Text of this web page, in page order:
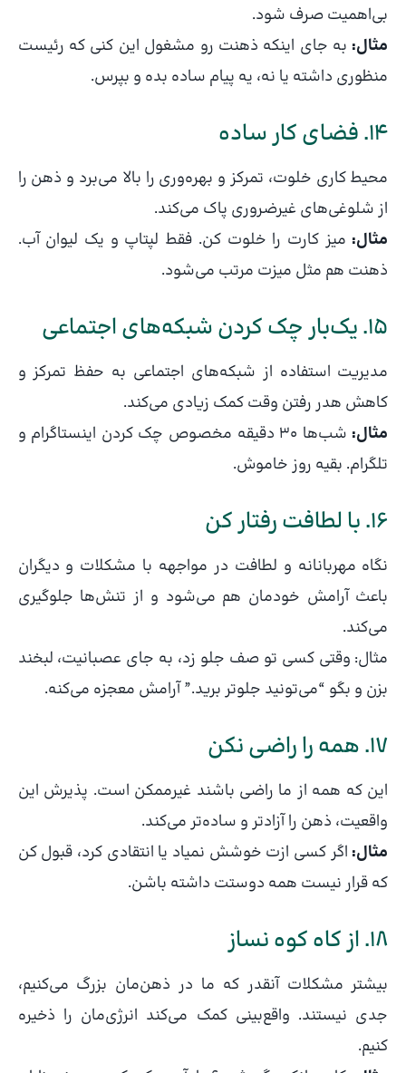
بی‌اهمیت صرف شود.
مثال: به جای اینکه ذهنت رو مشغول این کنی که رئیست
منظوری داشته یا نه، یه پیام ساده بده و بپرس.
14. فضای کار ساده
محیط کاری خلوت، تمرکز و بهره‌وری را بالا می‌برد و ذهن را
از شلوغی‌های غیرضروری پاک می‌کند.
مثال: میز کارت را خلوت کن. فقط لپتاپ و یک لیوان آب.
ذهنت هم مثل میزت مرتب می‌شود.
15. یک‌بار چک کردن شبکه‌های اجتماعی
مدیریت استفاده از شبکه‌های اجتماعی به حفظ تمرکز و
کاهش هدر رفتن وقت کمک زیادی می‌کند.
مثال:
شب‌ها 30 دقیقه مخصوص چک کردن اینستاگرام و
تلگرام. بقیه روز خاموش.
16. با لطافت رفتار کن
نگاه مهربانانه و لطافت در مواجهه با مشکلات و دیگران
باعث آرامش خودمان هم می‌شود و از تنش‌ها جلوگیری
می‌کند.
مثال: وقتی کسی تو صف جلو زد، به جای عصبانیت، لبخند
بزن و بگو “می‌تونید جلوتر برید.” آرامش معجزه می‌کنه.
17. همه را راضی نکن
این که همه از ما راضی باشند غیرممکن است. پذیرش این
واقعیت، ذهن را آزادتر و ساده‌تر می‌کند.
مثال: اگر کسی ازت خوشش نمیاد یا انتقادی کرد، قبول کن
که قرار نیست همه دوستت داشته باشن.
18. از کاه کوه نساز
بیشتر مشکلات آنقدر که ما در ذهن‌مان بزرگ می‌کنیم،
جدی نیستند. واقع‌بینی کمک می‌کند انرژی‌مان را ذخیره
کنیم.